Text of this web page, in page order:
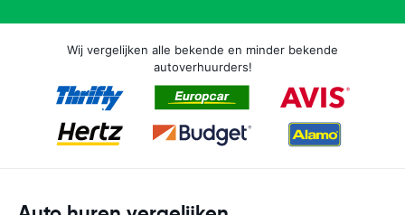
Wij vergelijken alle bekende en minder bekende
autoverhuurders!